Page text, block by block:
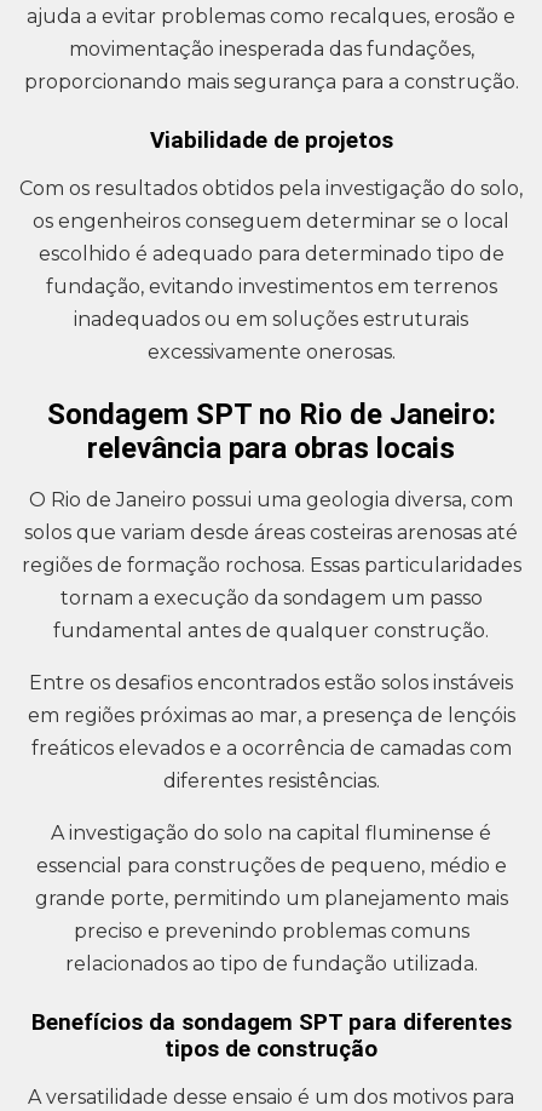
ajuda a evitar problemas como recalques, erosão e
movimentação inesperada das fundações,
proporcionando mais segurança para a construção.
Viabilidade de projetos
Com os resultados obtidos pela investigação do solo,
os engenheiros conseguem determinar se o local
escolhido é adequado para determinado tipo de
fundação, evitando investimentos em terrenos
inadequados ou em soluções estruturais
excessivamente onerosas.
Sondagem SPT no Rio de Janeiro:
relevância para obras locais
O Rio de Janeiro possui uma geologia diversa, com
solos que variam desde áreas costeiras arenosas até
regiões de formação rochosa. Essas particularidades
tornam a execução da sondagem um passo
fundamental antes de qualquer construção.
Entre os desafios encontrados estão solos instáveis
em regiões próximas ao mar, a presença de lençóis
freáticos elevados e a ocorrência de camadas com
diferentes resistências.
A investigação do solo na capital fluminense é
essencial para construções de pequeno, médio e
grande porte, permitindo um planejamento mais
preciso e prevenindo problemas comuns
relacionados ao tipo de fundação utilizada.
Benefícios da sondagem SPT para diferentes
tipos de construção
A versatilidade desse ensaio é um dos motivos para